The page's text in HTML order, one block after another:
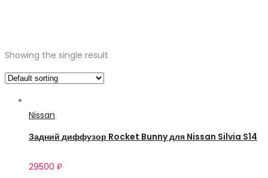
Showing the single result
Nissan
Задний диффузор Rocket Bunny для Nissan Silvia S14
29500 ₽